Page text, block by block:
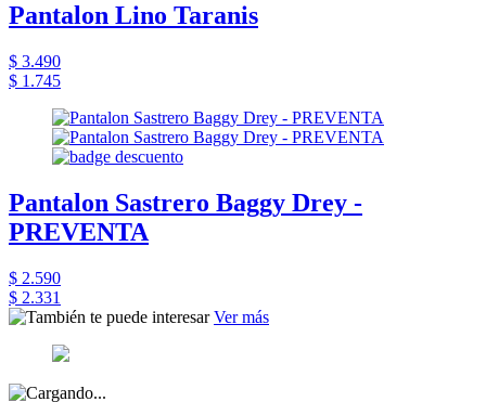
Pantalon Lino Taranis
$ 3.490
$ 1.745
Pantalon Sastrero Baggy Drey -
PREVENTA
$ 2.590
$ 2.331
Ver más